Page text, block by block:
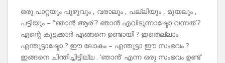
ഒരു പാറ്റയും പുഴുവും , വരാലും , പല്ലിയും , മുയലും ,
പട്ടിയും – “ഞാൻ ആര് ? ഞാൻ എവിടുന്നാഷ്ടോ വന്നത് ?
എന്റെ കൂട്ടക്കാർ എങ്ങനെ ഉണ്ടായി ? ഇതെല്ലാം
എന്തുട്ടാഷ്ടോ ? ഈ ലോകം – എന്തുട്ടാ ഈ സംഭവം ?
ഇങ്ങനെ ചിന്തിച്ചിട്ടില്ല . ‘ഞാൻ’ എന്ന ഒരു സംഭവം ഉണ്ട്